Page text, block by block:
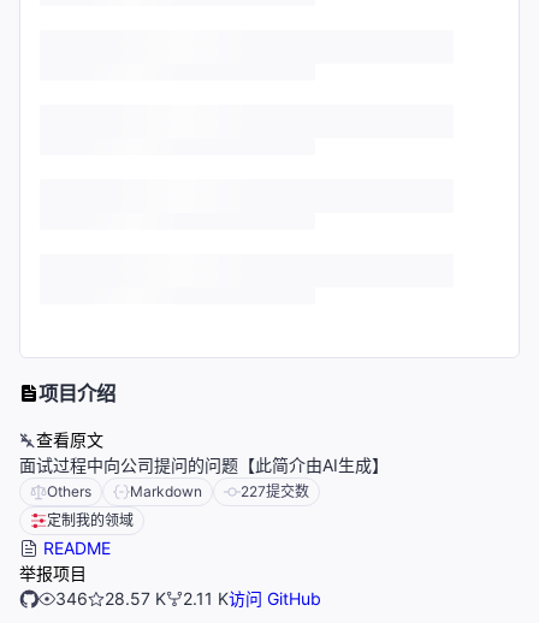
项目介绍
查看原文
面试过程中向公司提问的问题【此简介由AI生成】
Others Markdown 227提交数
定制我的领域
README
举报项目
346
28.57 K 2.11 K访问 GitHub